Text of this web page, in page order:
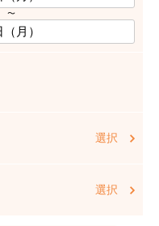
〜
選択
選択